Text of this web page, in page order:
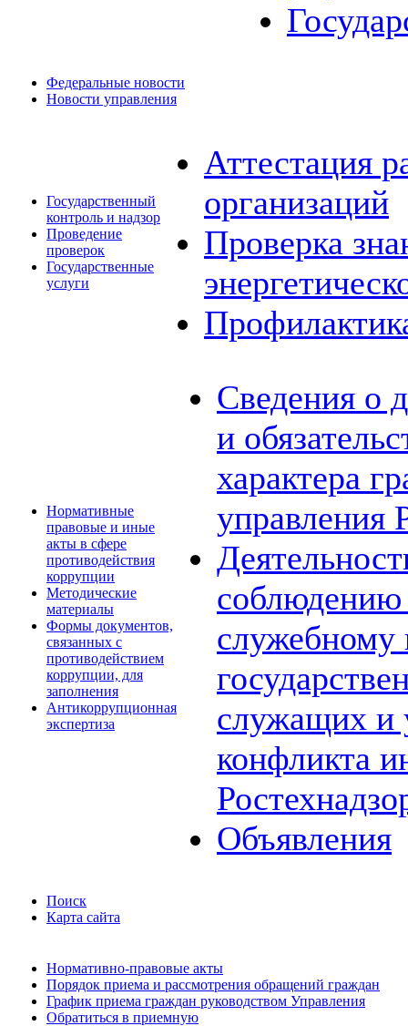
Федеральные новости
Новости управления
Государственный
контроль и надзор
Проведение
проверок
Государственные
услуги
Аттестация
организаций
Проверка
Нормативные
правовые и иные
акты в сфере
противодействия
коррупции
Методические
материалы
Формы документов,
связанных с
противодействием
коррупции, для
заполнения
Антикоррупционная
экспертиза
Сведения о
и
характера
управления
соблюдению
служебному
служащих и
конфликта
Объявления
Поиск
Карта сайта
Нормативно-правовые акты
Порядок приема и рассмотрения обращений граждан
График приема граждан руководством Управления
Обратиться в приемную